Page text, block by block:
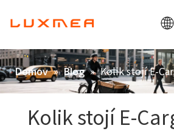
Domov
Společnost
Utility
Domov » Blog » Kolik stojí E-
Kolik stojí E-